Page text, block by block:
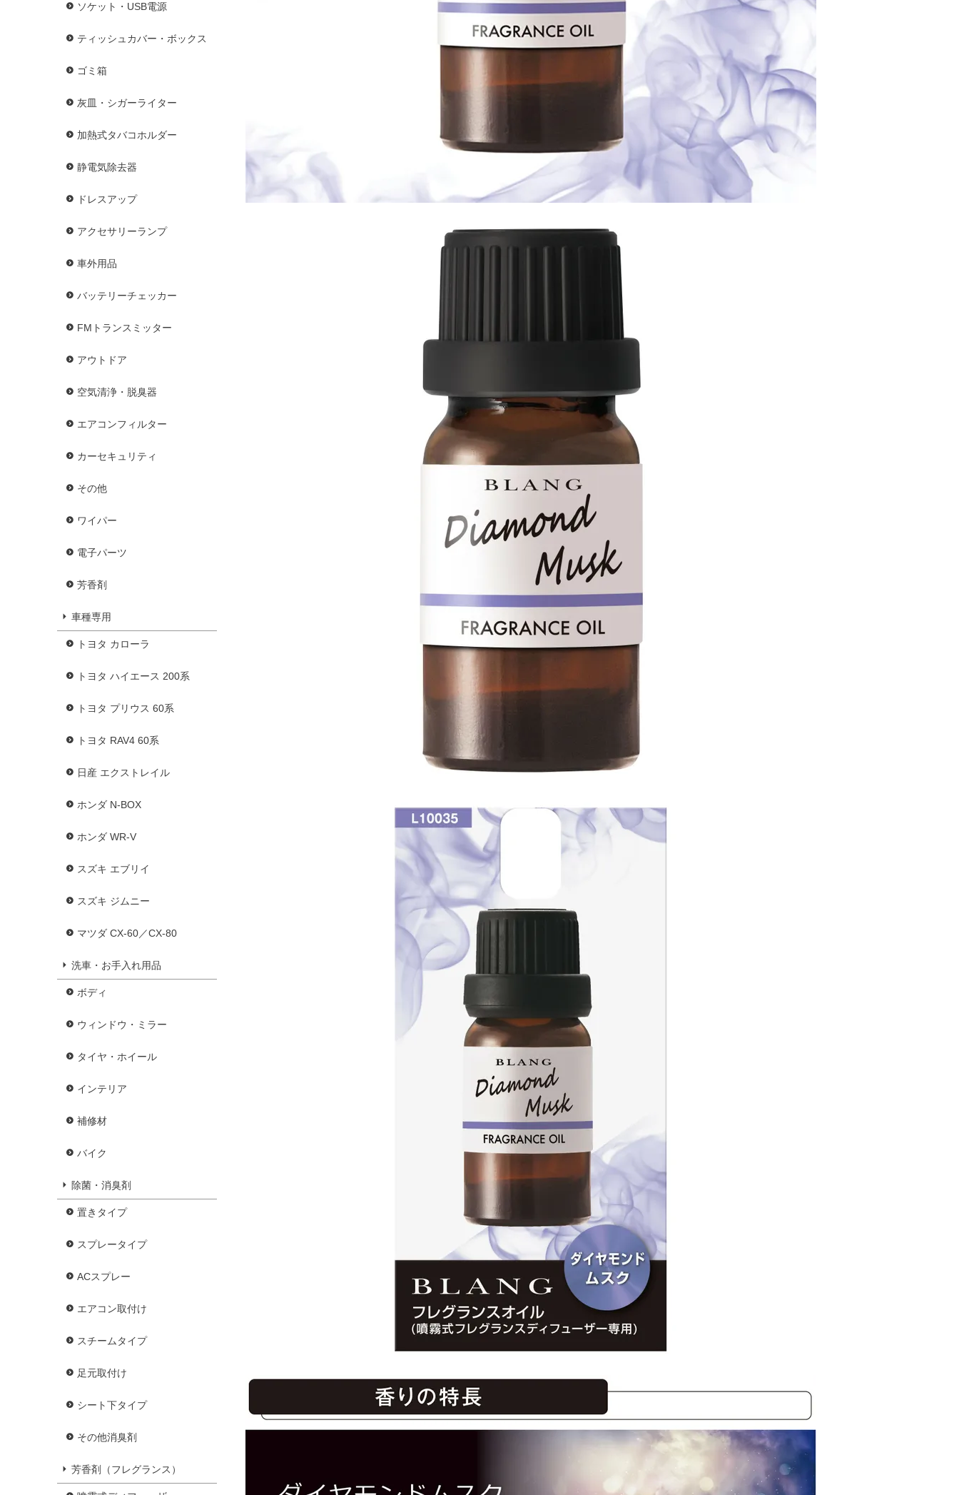
ソケット・USB電源
ティッシュカバー・ボックス
ゴミ箱
灰皿・シガーライター
加熱式タバコホルダー
静電気除去器
ドレスアップ
アクセサリーランプ
車外用品
バッテリーチェッカー
FMトランスミッター
アウトドア
空気清浄・脱臭器
エアコンフィルター
カーセキュリティ
その他
ワイパー
電子パーツ
芳香剤
車種専用
トヨタ カローラ
トヨタ ハイエース 200系
トヨタ プリウス 60系
トヨタ RAV4 60系
日産 エクストレイル
ホンダ N-BOX
ホンダ WR-V
スズキ エブリイ
スズキ ジムニー
マツダ CX-60／CX-80
洗車・お手入れ用品
ボディ
ウィンドウ・ミラー
タイヤ・ホイール
インテリア
補修材
バイク
除菌・消臭剤
置きタイプ
スプレータイプ
ACスプレー
エアコン取付け
スチームタイプ
足元取付け
シート下タイプ
その他消臭剤
芳香剤（フレグランス）